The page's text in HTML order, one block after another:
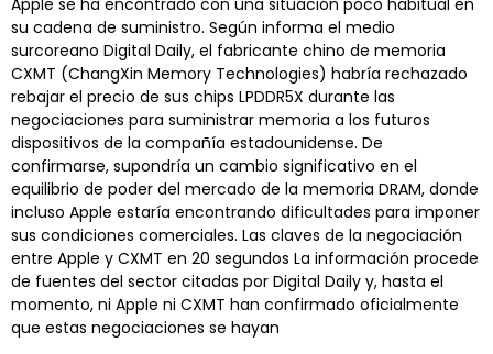
su cadena de suministro. Según informa el medio
surcoreano Digital Daily, el fabricante chino de memoria
CXMT (ChangXin Memory Technologies) habría rechazado
rebajar el precio de sus chips LPDDR5X durante las
negociaciones para suministrar memoria a los futuros
dispositivos de la compañía estadounidense. De
confirmarse, supondría un cambio significativo en el
equilibrio de poder del mercado de la memoria DRAM, donde
incluso Apple estaría encontrando dificultades para imponer
sus condiciones comerciales. Las claves de la negociación
entre Apple y CXMT en 20 segundos La información procede
de fuentes del sector citadas por Digital Daily y, hasta el
momento, ni Apple ni CXMT han confirmado oficialmente
que estas negociaciones se hayan